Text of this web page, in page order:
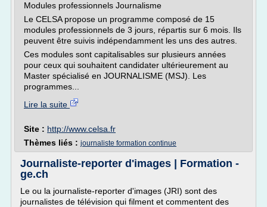
Modules professionnels Journalisme
Le CELSA propose un programme composé de 15
modules professionnels de 3 jours, répartis sur 6 mois. Ils
peuvent être suivis indépendamment les uns des autres.
Ces modules sont capitalisables sur plusieurs années
pour ceux qui souhaitent candidater ultérieurement au
Master spécialisé en JOURNALISME (MSJ). Les
programmes...
Lire la suite
Site : http://www.celsa.fr
Thèmes liés : journaliste formation continue
Journaliste-reporter d'images | Formation -
ge.ch
Le ou la journaliste-reporter d'images (JRI) sont des
journalistes de télévision qui filment et commentent des